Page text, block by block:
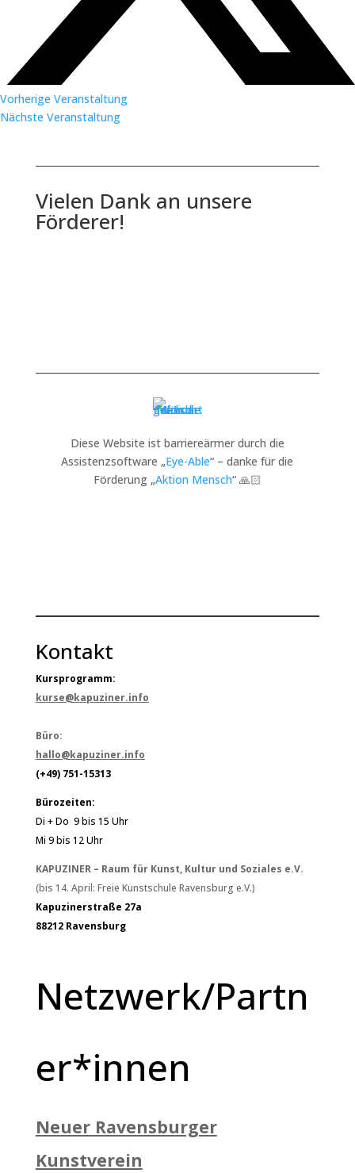
Vorherige Veranstaltung
Nächste Veranstaltung
Vielen Dank an unsere
Förderer!
Diese Website ist barriereärmer durch die
Assistenzsoftware „Eye-Able“ – danke für die
Förderung „Aktion Mensch“ 🙏🏻
Kontakt
Kursprogramm:
kurse@kapuziner.info
Büro:
hallo@kapuziner.info
(+49) 751-15313
Bürozeiten:
Di + Do 9 bis 15 Uhr
Mi 9 bis 12 Uhr
KAPUZINER – Raum für Kunst, Kultur und Soziales e.V.
(bis 14. April: Freie Kunstschule Ravensburg e.V.)
Kapuzinerstraße 27a
88212 Ravensburg
Netzwerk/Partn
er*innen
Neuer Ravensburger
Kunstverein